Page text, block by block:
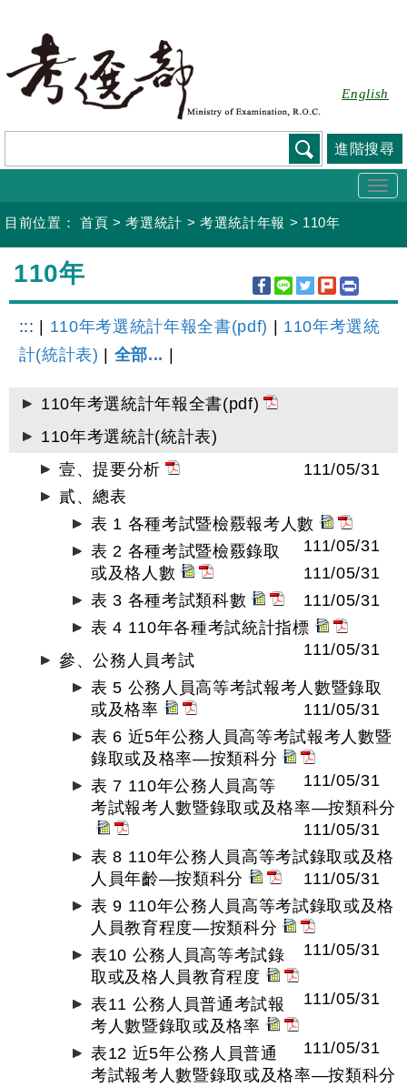
要
容
English
進階搜尋
目前位置： 首頁 >考選統計 >考選統計年報 > 110年
110年
::: 110年考選統計年報全書(pdf)
110年考選統
計(統計表)
全部...
110年考選統計年報全書(pdf)
110年考選統計(統計表)
壹、提要分析
111/05/31
貳、總表
表 1 各種考試暨檢覈報考人數
111/05/31
表 2 各種考試暨檢覈錄取
或及格人數
111/05/31
表 3 各種考試類科數
111/05/31
表 4 110年各種考試統計指標
111/05/31
參、公務人員考試
表 5 公務人員高等考試報考人數暨錄取
或及格率
111/05/31
表 6 近5年公務人員高等考試報考人數暨
錄取或及格率—按類科分
111/05/31
表 7 110年公務人員高等
考試報考人數暨錄取或及格率—按類科分
111/05/31
表 8 110年公務人員高等考試錄取或及格
人員年齡—按類科分
111/05/31
表 9 110年公務人員高等考試錄取或及格
人員教育程度—按類科分
111/05/31
表10 公務人員高等考試錄
取或及格人員教育程度
111/05/31
表11 公務人員普通考試報
考人數暨錄取或及格率
111/05/31
表12 近5年公務人員普通
考試報考人數暨錄取或及格率—按類科分